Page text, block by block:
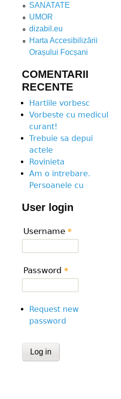
SANATATE
UMOR
dizabil.eu
Harta Accesibilizării
Orașului Focșani
COMENTARII
RECENTE
Hartiile vorbesc
Vorbeste cu medicul
curant!
Trebuie sa depui
actele
Rovinieta
Am o intrebare.
Persoanele cu
User login
Username *
Password *
Request new
password
CAPTCHA